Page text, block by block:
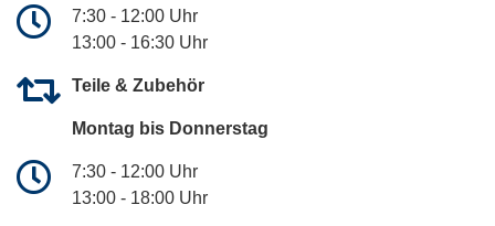
7:30 - 12:00 Uhr
13:00 - 16:30 Uhr
Teile & Zubehör
Montag bis Donnerstag
7:30 - 12:00 Uhr
13:00 - 18:00 Uhr